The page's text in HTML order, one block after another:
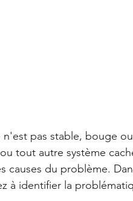
pas stable, bouge
tout autre système
causes du problème.
à identifier la